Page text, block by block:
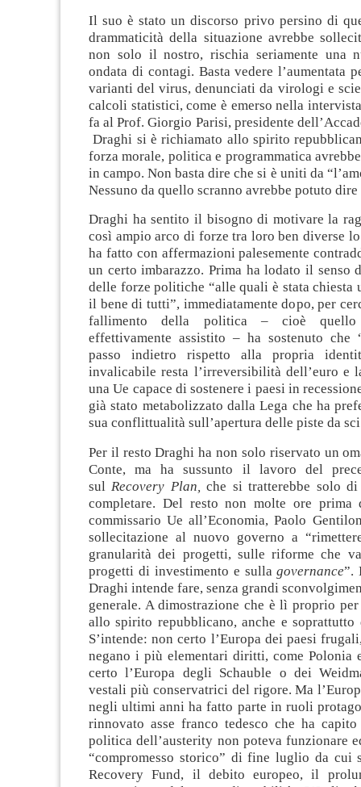
Il suo è stato un discorso privo persino di
drammaticità della situazione avrebbe
non solo il nostro, rischia seriamente una
ondata di contagi. Basta vedere l’aumentata
varianti del virus, denunciati da virologi e
calcoli statistici, come è emerso nella
fa al Prof. Giorgio Parisi, presidente
Draghi si è richiamato allo spirito
forza morale, politica e programmatica
in campo. Non basta dire che si è uniti da
Nessuno da quello scranno avrebbe potuto
Draghi ha sentito il bisogno di motivare la
così ampio arco di forze tra loro ben diverse
ha fatto con affermazioni palesemente
un certo imbarazzo. Prima ha lodato il senso
delle forze politiche “alle quali è stata chiesta
il bene di tutti”, immediatamente dopo, per
fallimento della politica – cioè quello
effettivamente assistito – ha sostenuto che
passo indietro rispetto alla propria
invalicabile resta l’irreversibilità dell’euro e
una Ue capace di sostenere i paesi in
già stato metabolizzato dalla Lega che ha
sua conflittualità sull’apertura delle piste da
Per il resto Draghi ha non solo riservato un
Conte, ma ha sussunto il lavoro del
sul Recovery Plan,che si tratterebbe solo
completare. Del resto non molte ore
commissario Ue all’Economia, Paolo
sollecitazione al nuovo governo a
granularità dei progetti, sulle riforme che
progetti di investimento e sulla governance”.
Draghi intende fare, senza grandi
generale. A dimostrazione che è lì proprio
allo spirito repubblicano, anche e soprattutto
S’intende: non certo l’Europa dei paesi
negano i più elementari diritti, come Polonia
certo l’Europa degli Schauble o dei
vestali più conservatrici del rigore. Ma
negli ultimi anni ha fatto parte in ruoli
rinnovato asse franco tedesco che ha
politica dell’austerity non poteva funzionare
“compromesso storico” di fine luglio da cui
Recovery Fund, il debito europeo, il